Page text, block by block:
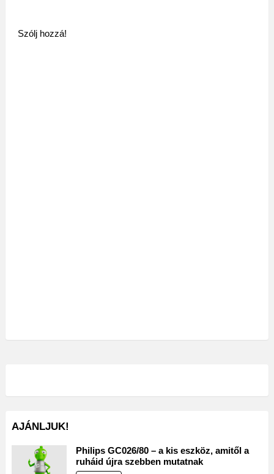
Szólj hozzá!
AJÁNLJUK!
Philips GC026/80 – a kis eszköz, amitől a
ruháid újra szebben mutatnak